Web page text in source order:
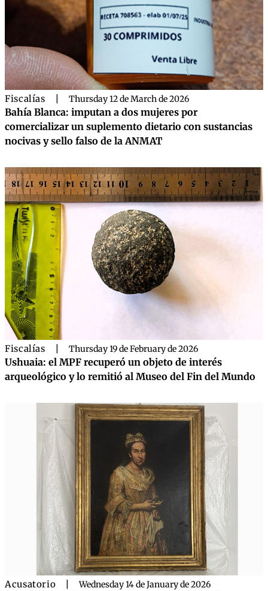
Fiscalías Thursday 12 de March de 2026
Bahía Blanca: imputan a dos mujeres por
comercializar un suplemento dietario con sustancias
nocivas y sello falso de la ANMAT
Fiscalías Thursday 19 de February de 2026
Ushuaia: el MPF recuperó un objeto de interés
arqueológico y lo remitió al Museo del Fin del Mundo
Acusatorio Wednesday 14 de January de 2026